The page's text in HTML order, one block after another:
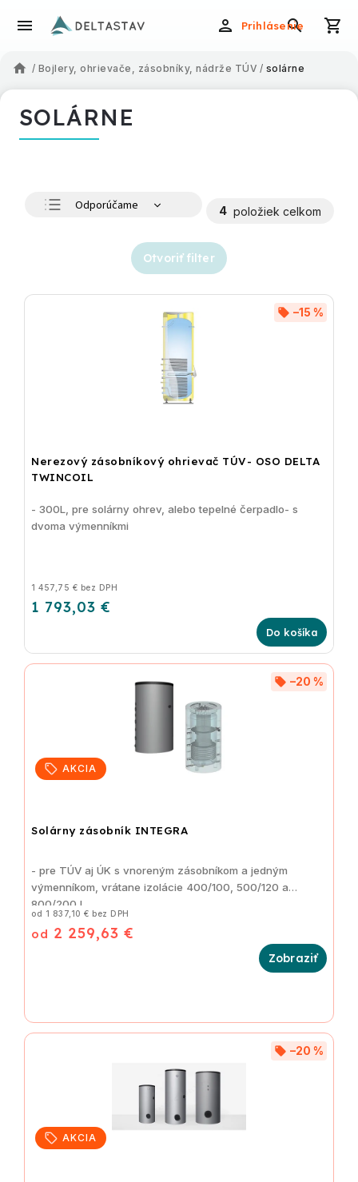
Prihlásenie
/ Bojlery, ohrievače, zásobníky, nádrže TÚV / solárne
SOLÁRNE
Odporúčame
4 položiek celkom
Otvoriť filter
Nerezový zásobníkový ohrievač TÚV- OSO DELTA
TWINCOIL
–15 %
1 457,75 € bez DPH
1 793,03 €
Do košíka
- 300L, pre solárny ohrev, alebo tepelné čerpadlo- s
dvoma výmenníkmi
AKCIA
Solárny zásobník INTEGRA
–20 %
od 1 837,10 € bez DPH
od 2 259,63 €
- pre TÚV aj ÚK s vnoreným zásobníkom a jedným
výmenníkom, vrátane izolácie 400/100, 500/120 a
800/200 L
AKCIA
–20 %